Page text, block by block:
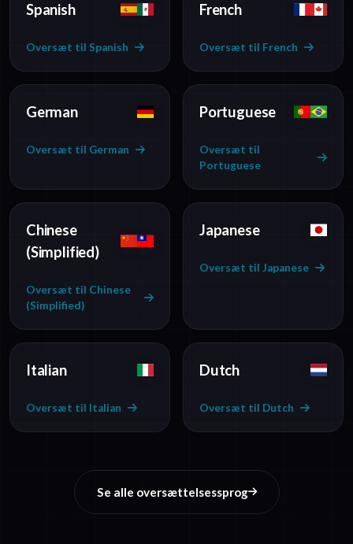
Spanish
Oversæt til Spanish
French
Oversæt til French
German
Oversæt til German
Portuguese
Oversæt til
Portuguese
Chinese
(Simplified)
Oversæt til Chinese
(Simplified)
Japanese
Oversæt til Japanese
Italian
Oversæt til Italian
Dutch
Oversæt til Dutch
Se alle oversættelsessprog